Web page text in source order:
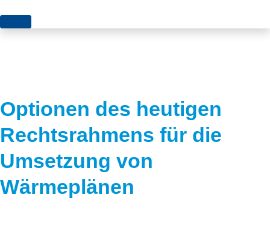
Themen
Flächen
Genehmigungen
Grundsatzfragen
Märkte
News
Blog
Karriere
Über uns
Optionen des heutigen
Rechtsrahmens für die
Umsetzung von
Wärmeplänen